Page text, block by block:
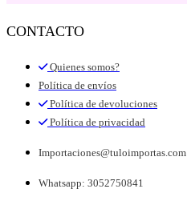
CONTACTO
Quienes somos?
Política de envíos
Política de devoluciones
Política de privacidad
Importaciones@tuloimportas.com
Whatsapp: 3052750841